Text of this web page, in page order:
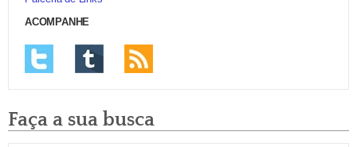
ACOMPANHE
Faça a sua busca